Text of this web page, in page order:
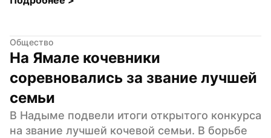
Общество
На Ямале кочевники
соревновались за звание лучшей
семьи
В Надыме подвели итоги открытого конкурса
на звание лучшей кочевой семьи. В борьбе